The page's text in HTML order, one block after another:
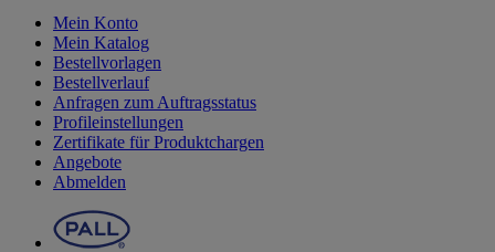
Mein Konto
Mein Katalog
Bestellvorlagen
Bestellverlauf
Anfragen zum Auftragsstatus
Profileinstellungen
Zertifikate für Produktchargen
Angebote
Abmelden